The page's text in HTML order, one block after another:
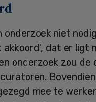
niet
dat er ligt
onderzoek zou de
mee te